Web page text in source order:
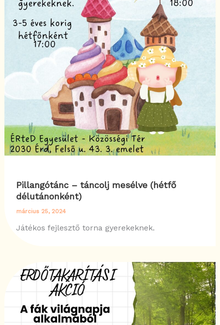
Pillangótánc – táncolj mesélve (hétfő
délutánonként)
március 25, 2024
Játékos fejlesztő torna gyerekeknek.